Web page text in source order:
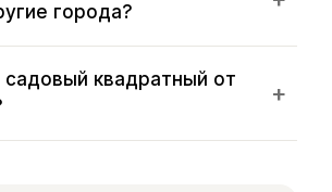
города?
садовый квадратный от
+